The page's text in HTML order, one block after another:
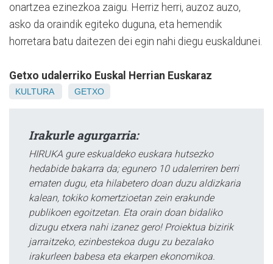
onartzea ezinezkoa zaigu. Herriz herri, auzoz auzo,
asko da oraindik egiteko duguna, eta hemendik
horretara batu daitezen dei egin nahi diegu euskaldunei.
Getxo udalerriko Euskal Herrian Euskaraz
KULTURA GETXO
Irakurle agurgarria:
HIRUKA gure eskualdeko euskara hutsezko
hedabide bakarra da; egunero 10 udalerriren berri
ematen dugu, eta hilabetero doan duzu aldizkaria
kalean, tokiko komertzioetan zein erakunde
publikoen egoitzetan. Eta orain doan bidaliko
dizugu etxera nahi izanez gero! Proiektua bizirik
jarraitzeko, ezinbestekoa dugu zu bezalako
irakurleen babesa eta ekarpen ekonomikoa.